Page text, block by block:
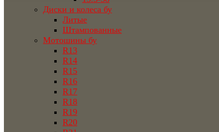
Диски и колеса бу
Литые
Штампованные
Мотошины бу
R13
R14
R15
R16
R17
R18
R19
R20